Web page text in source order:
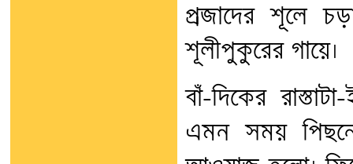
প্রজাদের শূলে
শূলীপুকুরের গায়ে।
বাঁ-দিকের
এমন সময়